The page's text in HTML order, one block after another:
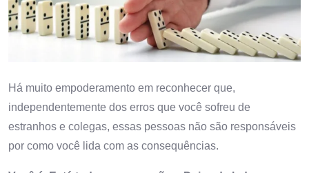
Há muito empoderamento em reconhecer que,
independentemente dos erros que você sofreu de
estranhos e colegas, essas pessoas não são responsáveis ​​
por como você lida com as consequências.